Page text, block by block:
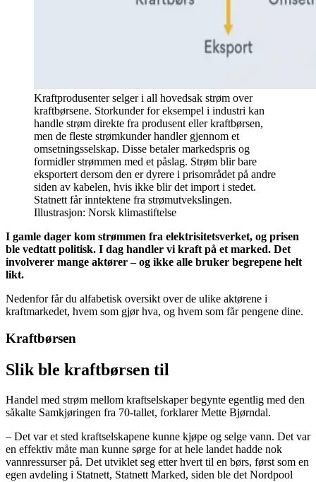
Kraftprodusenter selger i all hovedsak strøm over
kraftbørsene. Storkunder for eksempel i industri kan
handle strøm direkte fra produsent eller kraftbørsen,
men de fleste strømkunder handler gjennom et
omsetningsselskap. Disse betaler markedspris og
formidler strømmen med et påslag. Strøm blir bare
eksportert dersom den er dyrere i prisområdet på andre
siden av kabelen, hvis ikke blir det import i stedet.
Statnett får inntektene fra strømutvekslingen.
Illustrasjon: Norsk klimastiftelse
I gamle dager kom strømmen fra elektrisitetsverket, og prisen
ble vedtatt politisk. I dag handler vi kraft på et marked. Det
involverer mange aktører – og ikke alle bruker begrepene helt
likt.
Nedenfor får du alfabetisk oversikt over de ulike aktørene i
kraftmarkedet, hvem som gjør hva, og hvem som får pengene dine.
Kraftbørsen
Slik ble kraftbørsen til
Handel med strøm mellom kraftselskaper begynte egentlig med den
såkalte Samkjøringen fra 70-tallet, forklarer Mette Bjørndal.
– Det var et sted kraftselskapene kunne kjøpe og selge vann. Det var
en effektiv måte man kunne sørge for at hele landet hadde nok
vannressurser på. Det utviklet seg etter hvert til en børs, først som en
egen avdeling i Statnett, Statnett Marked, siden ble det Nordpool